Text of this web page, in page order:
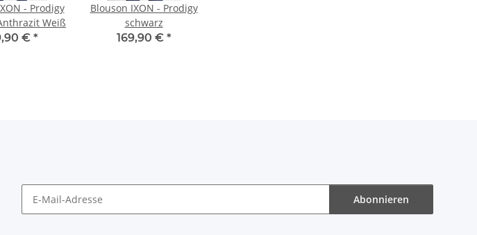
- Prodigy
Weiß
€ *
Blouson IXON - Prodigy
schwarz
169,90 € *
Abonnieren